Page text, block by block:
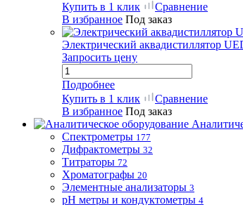
Купить в 1 клик
Сравнение
В избранное Под заказ
Электрический аквадистиллятор
Запросить цену
Подробнее
Купить в 1 клик
Сравнение
В избранное Под заказ
Спектрометры 177
Дифрактометры 32
Титраторы 72
Хроматографы 20
Элементные анализаторы 3
pH метры и кондуктометры 4